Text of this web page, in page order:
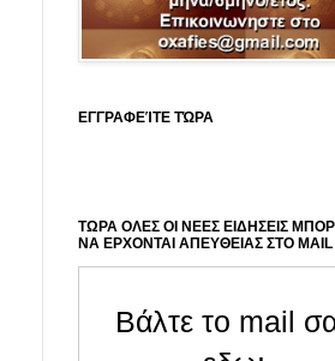
ΕΓΓΡΑΦΕΊΤΕ ΤΏΡΑ
ΤΩΡΑ ΟΛΕΣ ΟΙ ΝΕΕΣ ΕΙΔΗΣΕΙΣ
ΝΑ ΕΡΧΟΝΤΑΙ ΑΠΕΥΘΕΙΑΣ ΣΤΟ
Βάλτε το mail